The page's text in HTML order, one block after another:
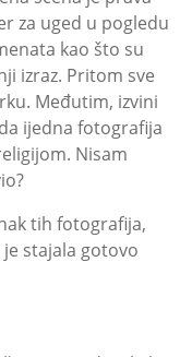
za uged u pogledu
kao što su
izraz. Pritom sve
Međutim, izvini
ijedna fotografija
Nisam
tih fotografija,
stajala gotovo